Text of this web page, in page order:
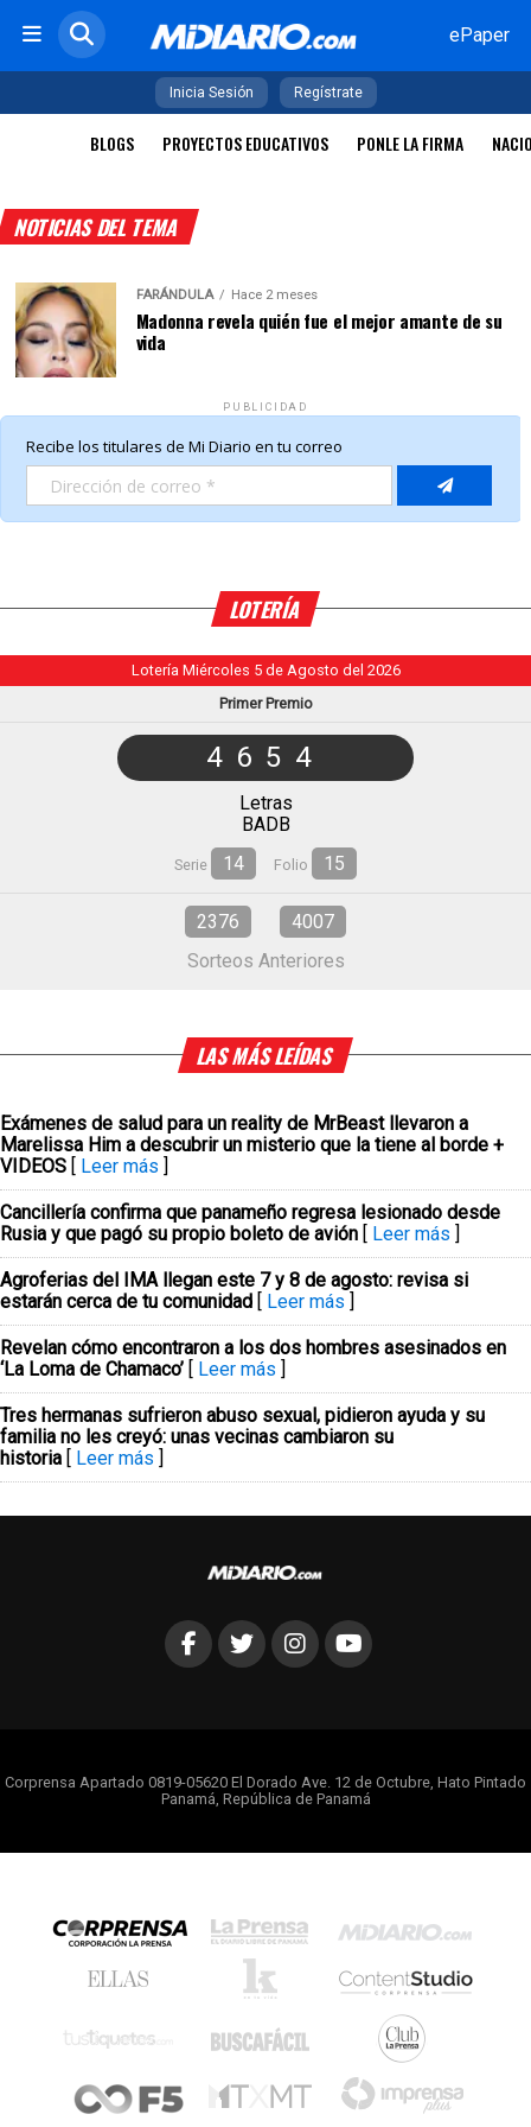
ePaper
Inicia Sesión Regístrate
BLOGS PROYECTOS EDUCATIVOS PONLE LA FIRMA
NOTICIAS DEL TEMA
FARÁNDULA Hace 2 meses
Madonna revela quién fue el mejor amante de su
vida
PUBLICIDAD
LOTERÍA
Lotería Miércoles 5 de Agosto del 2026
Primer Premio
4654
Letras
BADB
Serie 14 Folio 15
2376
4007
Sorteos Anteriores
LAS MÁS LEÍDAS
Exámenes de salud para un reality de MrBeast llevaron a
Marelissa Him a descubrir un misterio que la tiene al borde +
VIDEOS [ Leer más ]
Cancillería confirma que panameño regresa lesionado desde
Rusia y que pagó su propio boleto de avión [ Leer más ]
Agroferias del IMA llegan este 7 y 8 de agosto: revisa si
estarán cerca de tu comunidad [ Leer más ]
Revelan cómo encontraron a los dos hombres asesinados en
‘La Loma de Chamaco’ [ Leer más ]
Tres hermanas sufrieron abuso sexual, pidieron ayuda y su
familia no les creyó: unas vecinas cambiaron su
historia [ Leer más ]
Corprensa Apartado 0819-05620 El Dorado Ave. 12 de Octubre, Hato Pintado
Panamá, República de Panamá